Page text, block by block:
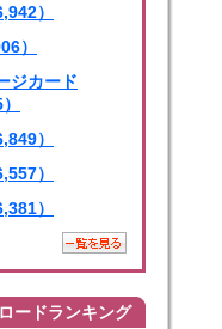
）
）
ジカード
）
）
）
ードランキング